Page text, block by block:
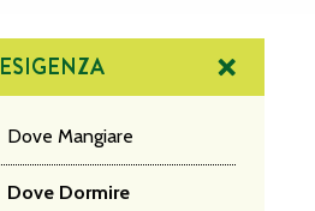
ESIGENZA
Dove Mangiare
Dove Dormire